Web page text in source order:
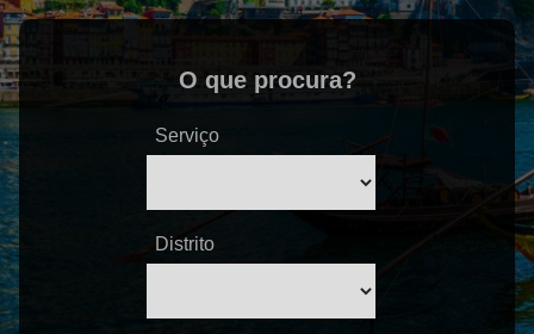
O que procura?
Serviço
Distrito